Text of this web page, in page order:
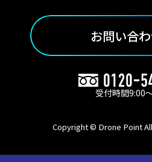
お問い合
受付時間9:00
Copyright © Drone Point